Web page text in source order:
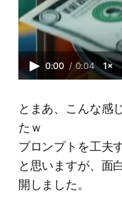
0:00 / 0:04 1×
とまあ、こんな感
たｗ
プロンプトを工夫
と思いますが、面
開しました。